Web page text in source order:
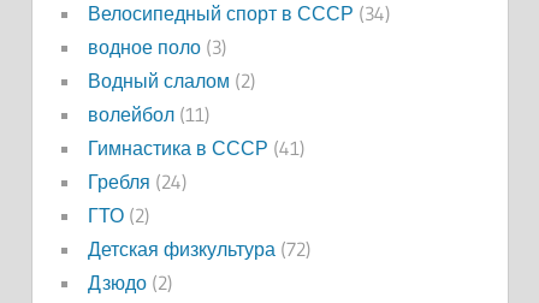
Велосипедный спорт в СССР (34)
водное поло(3)
Водный слалом (2)
волейбол(11)
Гимнастика в СССР (41)
Гребля (24)
ГТО(2)
Детская физкультура(72)
Дзюдо(2)